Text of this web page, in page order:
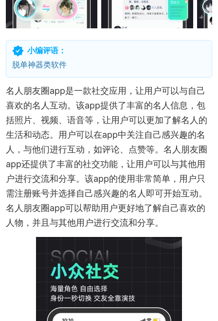
小编评语：
脱单神器类软件
名人朋友圈app是一款社交应用，让用户可以与自己
喜欢的名人互动。该app提供了丰富的名人信息，包
括照片、视频、语音等，让用户可以更加了解名人的
生活和动态。用户可以在app中关注自己感兴趣的名
人，与他们进行互动，如评论、点赞等。名人朋友圈
app还提供了丰富的社交功能，让用户可以与其他用
户进行交流和分享。该app的使用非常简单，用户只
需注册账号并选择自己感兴趣的名人即可开始互动。
名人朋友圈app可以帮助用户更好地了解自己喜欢的
人物，并且与其他用户进行交流和分享。